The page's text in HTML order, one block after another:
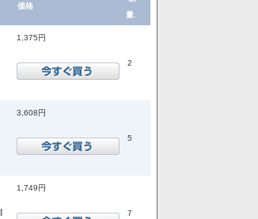
価格
量.
1,375円
2
3,608円
5
1,749円
7